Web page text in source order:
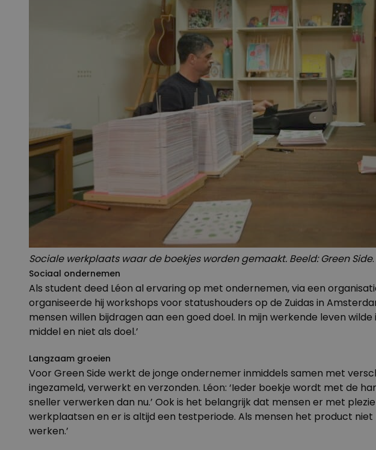
Sociale werkplaats waar de boekjes worden gemaakt. Beeld: Green Side.
Sociaal ondernemen
Als student deed Léon al ervaring op met ondernemen, via een
organiseerde hij workshops voor statushouders op de Zuidas in
mensen willen bijdragen aan een goed doel. In mijn werkende leven
middel en niet als doel.’
Langzaam groeien
Voor Green Side werkt de jonge ondernemer inmiddels samen met
ingezameld, verwerkt en verzonden. Léon: ‘Ieder boekje wordt met de
sneller verwerken dan nu.’ Ook is het belangrijk dat mensen er met
werkplaatsen en er is altijd een testperiode. Als mensen het product
werken.’